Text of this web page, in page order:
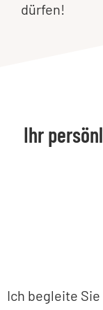
dürfen!
Ihr
Ich begleite